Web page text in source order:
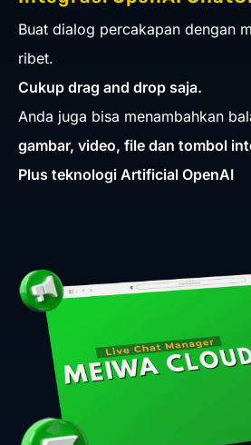
Buat dialog percakapan dengan
ribet.
Cukup drag and drop saja.
Anda juga bisa menambahkan
gambar, video, file dan tombol
Plus teknologi Artificial OpenAI